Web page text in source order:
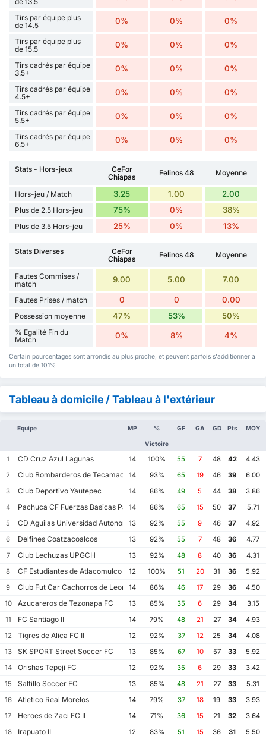
Tirs par équipe plus
de 14.5
0% 0% 0%
Tirs par équipe plus
de 15.5
0% 0% 0%
Tirs cadrés par équipe
3.5+
0% 0% 0%
Tirs cadrés par équipe
4.5+
0% 0% 0%
Tirs cadrés par équipe
5.5+
0% 0% 0%
Tirs cadrés par équipe
6.5+
0% 0% 0%
Stats - Hors-jeux
CeFor
Chiapas
Felinos 48 Moyenne
Hors-jeu / Match 3.25 1.00 2.00
Plus de 2.5 Hors-jeu 75% 0% 38%
Plus de 3.5 Hors-jeu 25% 0% 13%
Stats Diverses
CeFor
Chiapas
Felinos 48 Moyenne
Fautes Commises /
match
9.00 5.00 7.00
Fautes Prises / match 0 0 0.00
Possession moyenne 47% 53% 50%
% Egalité Fin du
Match
0% 8% 4%
Certain pourcentages sont arrondis au plus proche, et peuvent parfois s'additionner a
un total de 101%
Tableau à domicile / Tableau à l'extérieur
Equipe MP %
Victoire
GF GA GD Pts MOY
1 CD Cruz Azul Lagunas 14 100% 55 7 48 42
4.43
2
Club Bombarderos de Tecamac 14 93% 65 19 46 39
6.00
3
Club Deportivo Yautepec 14 86% 49 5 44 38
3.86
4
Pachuca CF Fuerzas Basicas Pachuca CF III
14 86% 65 15 50 37
5.71
5
CD Aguilas Universidad Autonoma de Guerrero
13 92% 55 9 46 37
4.92
6
Delfines Coatzacoalcos 13 92% 55 7 48 36
4.77
7
Club Lechuzas UPGCH 13 92% 48 8 40 36
4.31
8
CF Estudiantes de Atlacomulco 12 100% 51 20 31 36
5.92
9
Club Fut Car Cachorros de Leon 14 86% 46 17 29 36
4.50
10
Azucareros de Tezonapa FC 13 85% 35 6 29 34
3.15
11
FC Santiago II 14 79% 48 21 27 34
4.93
12
Tigres de Alica FC II 12 92% 37 12 25 34
4.08
13
SK SPORT Street Soccer FC 13 85% 67 10 57 33
5.92
14
Orishas Tepeji FC 12 92% 35 6 29 33
3.42
15
Saltillo Soccer FC 13 85% 48 21 27 33
5.31
16
Atletico Real Morelos 14 79% 37 18 19 33
3.93
17
Heroes de Zaci FC II 14 71% 36 15 21 32
3.64
18
Irapuato II 12 83% 51 15 36 31
5.50